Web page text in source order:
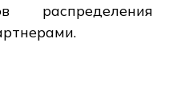
распределения